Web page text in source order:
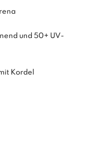
und 50+ UV-
Kordel